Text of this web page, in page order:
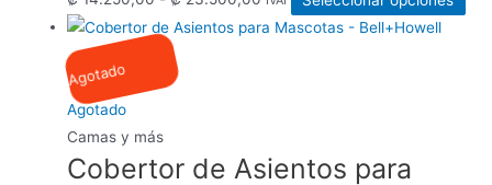
de
₡ 23.500,00
Agotado
Agotado
Camas y más
Cobertor de Asientos para